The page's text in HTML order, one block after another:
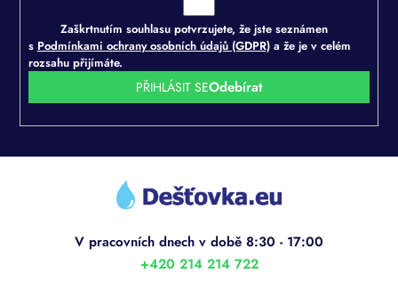
Zaškrtnutím souhlasu potvrzujete, že jste seznámen
s Podmínkami ochrany osobních údajů (GDPR)a že je v celém
rozsahu přijímáte.
PŘIHLÁSIT SE
Z
+420 214 214 722